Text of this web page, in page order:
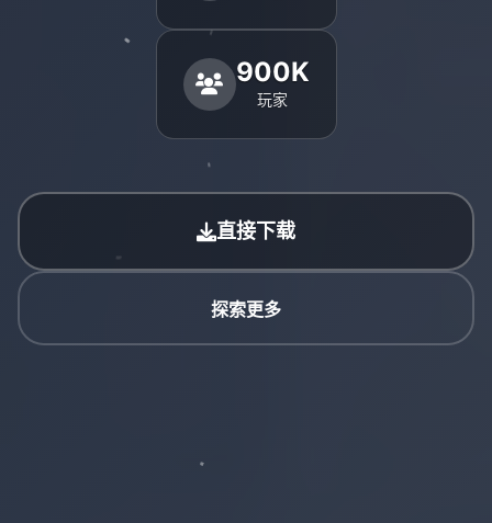
900K
玩家
直接下载
探索更多